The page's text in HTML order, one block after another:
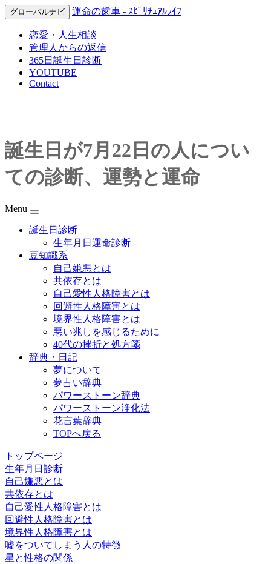
グローバルナビ 運命の歯車 - ｽﾋﾟﾘﾁｭｱﾙﾗｲﾌ
恋愛・人生相談
管理人からの返信
365日誕生日診断
YOUTUBE
Contact
誕生日が7月22日の人につい
ての診断、運勢と運命
Menu
誕生日診断
生年月日運命診断
豆知識系
自己嫌悪とは
共依存とは
自己愛性人格障害とは
回避性人格障害とは
境界性人格障害とは
悪い兆しを感じるために
40代の挫折と処方箋
辞典・日記
夢について
夢占い辞典
パワーストーン辞典
パワーストーン浄化法
花言葉辞典
TOPへ戻る
トップページ
生年月日診断
自己嫌悪とは
共依存とは
自己愛性人格障害とは
回避性人格障害とは
境界性人格障害とは
嘘をついてしまう人の特徴
星と性格の関係